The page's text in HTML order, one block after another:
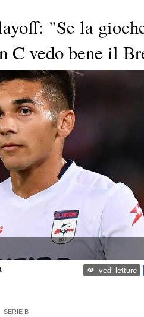
"Se la
C vedo bene il
vedi letture
SERIE B